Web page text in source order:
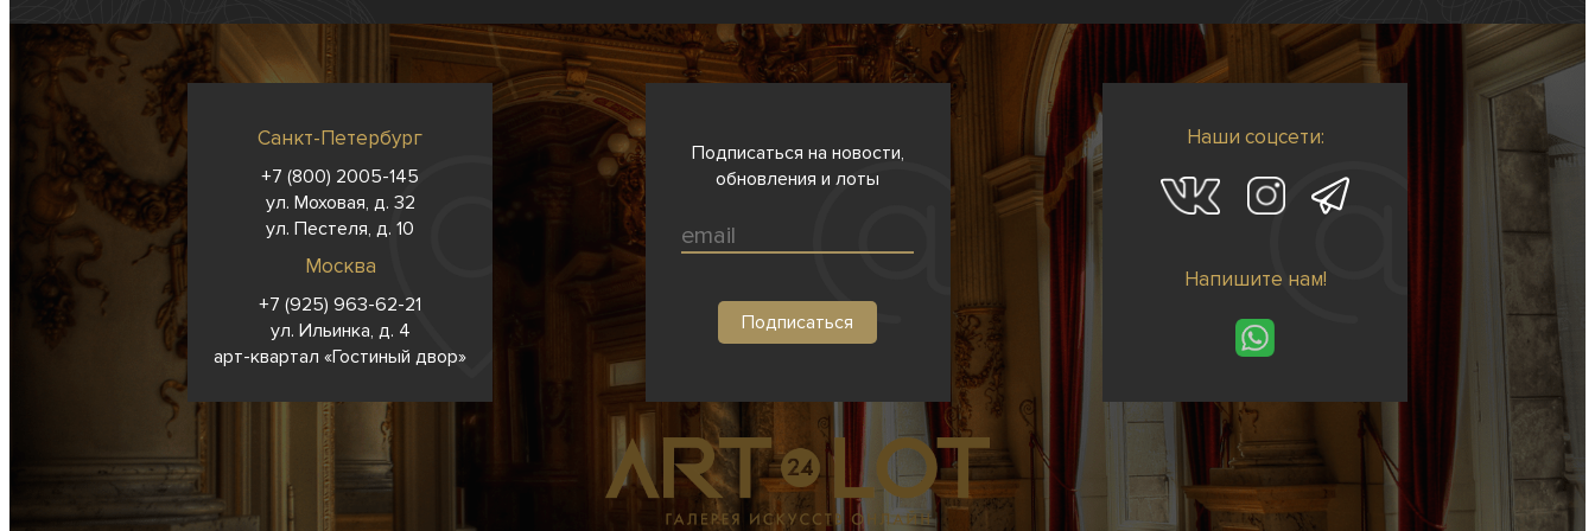
Санкт-Петербург
+7 (800) 2005-145
ул. Моховая, д. 32
ул. Пестеля, д. 10
Москва
+7 (925) 963-62-21
ул. Ильинка, д. 4
арт-квартал «Гостиный двор»
Подписаться на новости,
обновления и лоты
Наши соцсети:
Напишите нам!